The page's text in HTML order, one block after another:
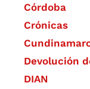
Córdoba
Crónicas
Devolución
DIAN